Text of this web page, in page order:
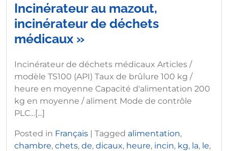
Incinérateur au mazout,
incinérateur de déchets
médicaux »
Incinérateur de déchets médicaux Articles /
modèle TS100 (API) Taux de brûlure 100 kg /
heure en moyenne Capacité d'alimentation 200
kg en moyenne / aliment Mode de contrôle
PLC…[...]
Posted in Français | Tagged alimentation,
chambre, chets, de, dicaux, heure, incin, kg, la, le,